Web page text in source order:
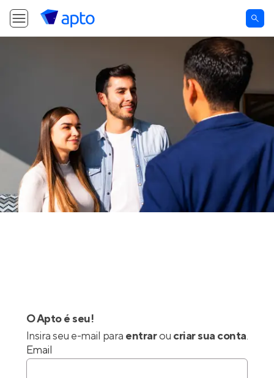
O Apto é seu!
Insira seu e-mail para entrarou criar sua conta.
Email